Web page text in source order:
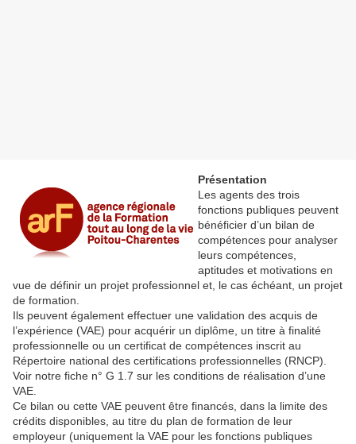
Présentation
Les agents des trois
fonctions publiques peuvent
bénéficier d’un bilan de
compétences pour analyser
leurs compétences,
aptitudes et motivations en
vue de définir un projet professionnel et, le cas échéant, un projet
de formation.
Ils peuvent également effectuer une validation des acquis de
l’expérience (VAE) pour acquérir un diplôme, un titre à finalité
professionnelle ou un certificat de compétences inscrit au
Répertoire national des certifications professionnelles (RNCP).
Voir notre fiche n° G 1.7 sur les conditions de réalisation d’une
VAE.
Ce bilan ou cette VAE peuvent être financés, dans la limite des
crédits disponibles, au titre du plan de formation de leur
employeur (uniquement la VAE pour les fonctions publiques